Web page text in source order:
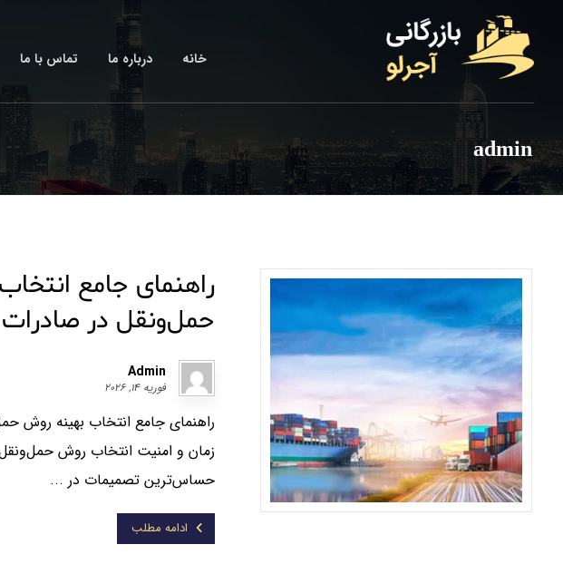
خانه درباره ما تماس با ما
admin
راهنمای جامع
حمل‌ونقل در صادرات
Admin
فوریه ۱۴, ۲۰۲۶
راهنمای جامع انتخاب بهینه روش
حساس‌ترین تصمیمات در ...
ادامه مطلب